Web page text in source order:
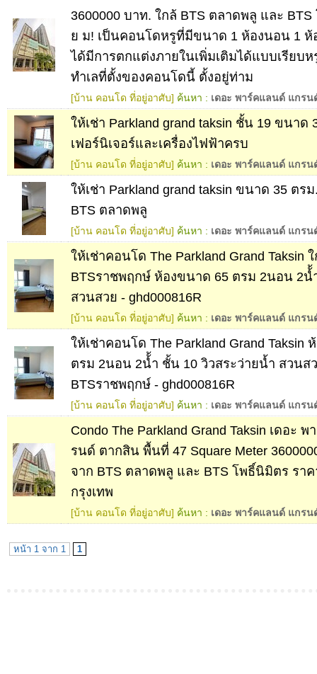
3600000 บาท. ใกล้ BTS ตลาดพลู และ
ย ม! เป็นคอนโดหรูที่มีขนาด 1 ห้องนอน 1 ห้
ได้มีการตกแต่งภายในเพิ่มเติมได้แบบเรียบ
ทำเลที่ตั้งของคอนโดนี้ ตั้งอยู่ท่าม
[บ้าน คอนโด ที่อยู่อาศับ] ค้นหา : เดอะ พาร์คแลนด์ แกร
ให้เช่า Parkland grand taksin ชั้น 19 ขนาด
เฟอร์นิเจอร์และเครื่องไฟฟ้าครบ
[บ้าน คอนโด ที่อยู่อาศับ] ค้นหา : เดอะ พาร์คแลนด์ แกร
ให้เช่า Parkland grand taksin ขนาด 35 ตร
BTS ตลาดพลู
[บ้าน คอนโด ที่อยู่อาศับ] ค้นหา : เดอะ พาร์คแลนด์ แกร
ให้เช่าคอนโด The Parkland Grand Taksin
BTSราชพฤกษ์ ห้องขนาด 65 ตรม 2นอน 2น้้
สวนสวย - ghd000816R
[บ้าน คอนโด ที่อยู่อาศับ] ค้นหา : เดอะ พาร์คแลนด์ แกร
ให้เช่าคอนโด The Parkland Grand Taksin
ตรม 2นอน 2น้้ำ ชั้น 10 วิวสระว่ายน้ำ สวนส
BTSราชพฤกษ์ - ghd000816R
[บ้าน คอนโด ที่อยู่อาศับ] ค้นหา : เดอะ พาร์คแลนด์ แกร
Condo The Parkland Grand Taksin เดอะ
รนด์ ตากสิน พื้นที่ 47 Square Meter
จาก BTS ตลาดพลู และ BTS โพธิ์นิมิตร รา
กรุงเทพ
[บ้าน คอนโด ที่อยู่อาศับ] ค้นหา : เดอะ พาร์คแลนด์ แกร
หน้า 1 จาก 1 1